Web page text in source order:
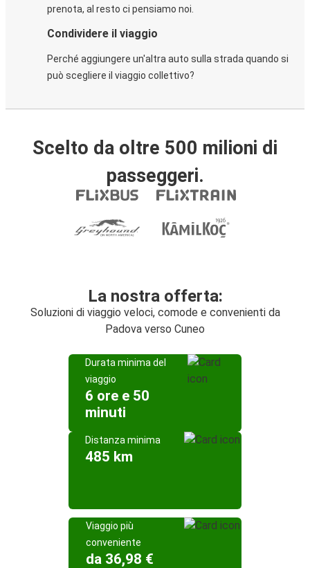
prenota, al resto ci pensiamo noi.
Condividere il viaggio
Perché aggiungere un'altra auto sulla strada quando si
può scegliere il viaggio collettivo?
Scelto da oltre 500 milioni di
passeggeri.
La nostra offerta:
Soluzioni di viaggio veloci, comode e convenienti da
Padova verso Cuneo
Durata minima del
viaggio
6 ore e 50
minuti
Distanza minima
485 km
Viaggio più
conveniente
da 36,98 €